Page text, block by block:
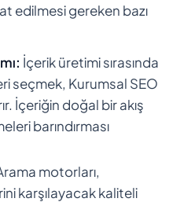
edilmesi gereken bazı
İçerik üretimi sırasında
seçmek, Kurumsal SEO
İçeriğin doğal bir akış
barındırması
motorları,
karşılayacak kaliteli